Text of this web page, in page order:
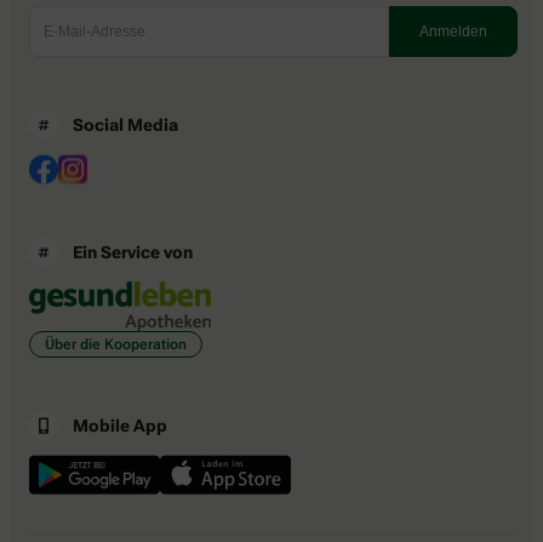
Social Media
Ein Service von
Über die Kooperation
Mobile App